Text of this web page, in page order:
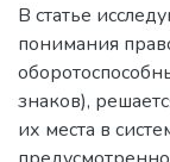
В статье
понимания
знаков),
их места в